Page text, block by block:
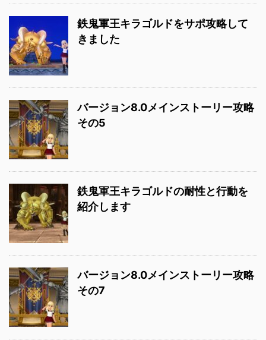
鉄鬼軍王キラゴルドをサポ攻略して
きました
バージョン8.0メインストーリー攻略
その5
鉄鬼軍王キラゴルドの耐性と行動を
紹介します
バージョン8.0メインストーリー攻略
その7